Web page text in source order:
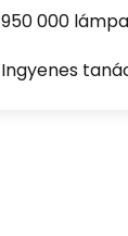
950 000
Ingyenes